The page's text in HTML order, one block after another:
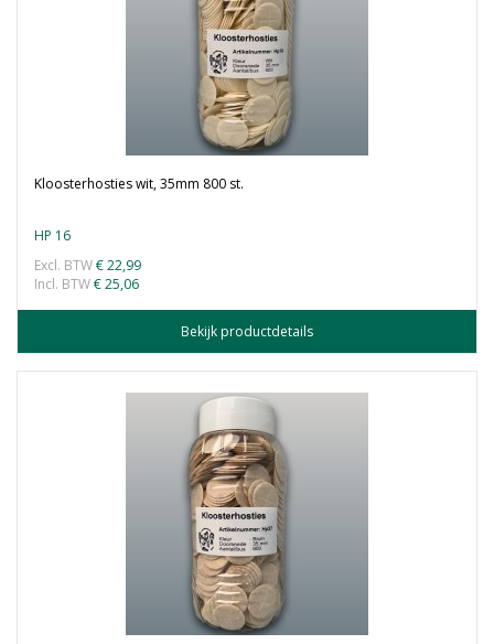
Kloosterhosties wit, 35mm 800 st.
HP 16
Excl. BTW€ 22,99
Incl. BTW€ 25,06
Bekijk productdetails